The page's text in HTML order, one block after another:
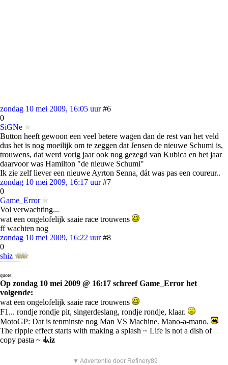
zondag 10 mei 2009, 16:05 uur #6
0
SiGNe
Button heeft gewoon een veel betere wagen dan de rest van het veld
dus het is nog moeilijk om te zeggen dat Jensen de nieuwe Schumi is,
trouwens, dat werd vorig jaar ook nog gezegd van Kubica en het jaar
daarvoor was Hamilton "de nieuwe Schumi"
Ik zie zelf liever een nieuwe Ayrton Senna, dát was pas een coureur..
zondag 10 mei 2009, 16:17 uur #7
0
Game_Error
Vol verwachting...
wat een ongelofelijk saaie race trouwens
ff wachten nog
zondag 10 mei 2009, 16:22 uur #8
0
shiz
¯¯¯¯¯
quote:
Op zondag 10 mei 2009 @ 16:17 schreef Game_Error het
volgende:
wat een ongelofelijk saaie race trouwens
F1... rondje rondje pit, singerdeslang, rondje rondje, klaar.
MotoGP: Dat is tenminste nog Man VS Machine. Mano-a-mano.
The ripple effect starts with making a splash ~ Life is not a dish of
copy pasta ~ ⳽ᖾiz
▼ Advertentie door Refinery89